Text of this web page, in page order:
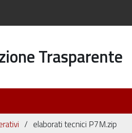
Trasparente
elaborati tecnici P7M.zip